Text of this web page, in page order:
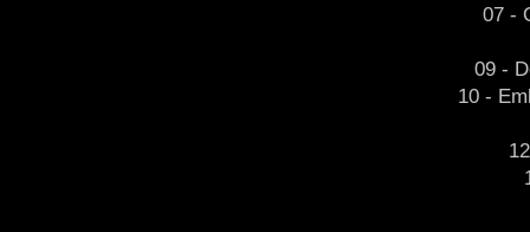
07 -
09 -
10 -